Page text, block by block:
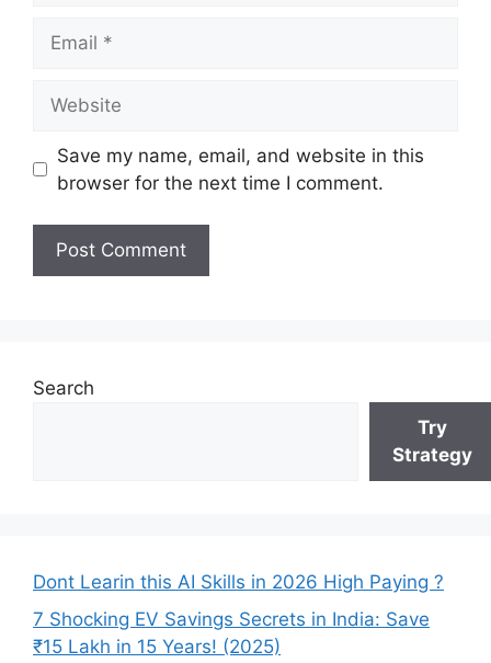
Save my name, email, and website in this
browser for the next time I comment.
Search
Try
Strategy
Dont Learin this AI Skills in 2026 High Paying ?
7 Shocking EV Savings Secrets in India: Save
₹15 Lakh in 15 Years! (2025)